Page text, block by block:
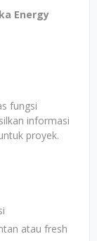
Energy
fungsi
informasi
proyek.
atau fresh